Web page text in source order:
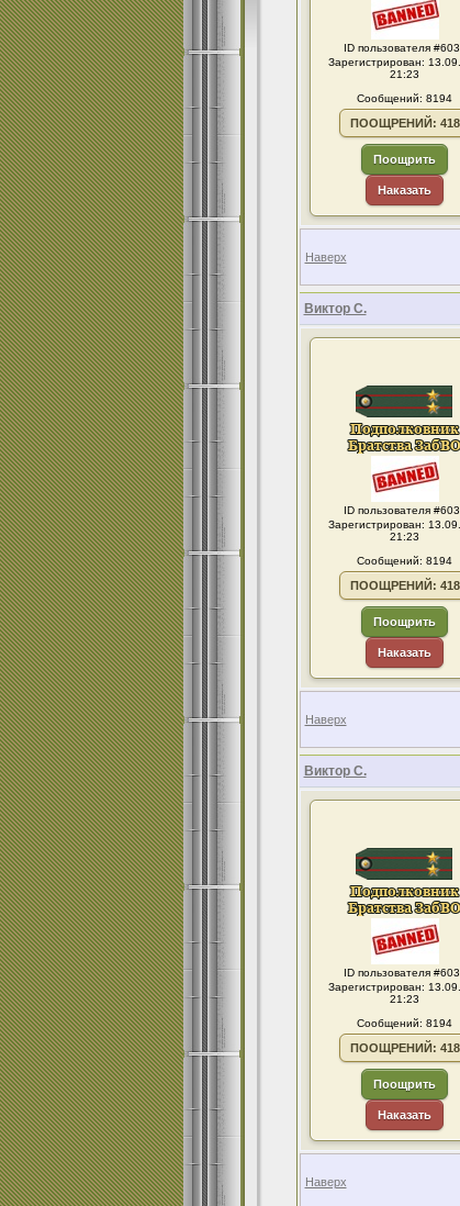
ID пользователя
Зарегистрирован:
21:23
Сообщений: 8194
ПООЩРЕНИЙ: 418
Поощрить
Наказать
Наверх
Виктор С.
ID пользователя
Зарегистрирован:
21:23
Сообщений: 8194
ПООЩРЕНИЙ: 418
Поощрить
Наказать
Наверх
Виктор С.
ID пользователя
Зарегистрирован:
21:23
Сообщений: 8194
ПООЩРЕНИЙ: 418
Поощрить
Наказать
Наверх